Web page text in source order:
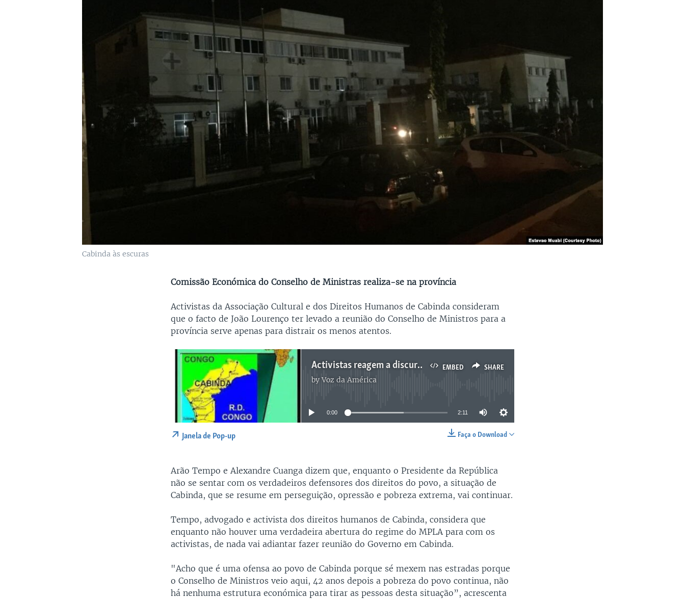
Cabinda às escuras
Comissão Económica do Conselho de Ministras realiza-se na província
Activistas da Associação Cultural e dos Direitos Humanos de Cabinda consideram
que o facto de João Lourenço ter levado a reunião do Conselho de Ministros para a
província serve apenas para distrair os menos atentos.
EMBED SHARE
Activistas reagem a discursos de João Lourenço e goernador de Cabinda - 2:11
byVoz da América
No media source currently available
0:00 2:11
Faça o Download
Janela de Pop-up
Arão Tempo e Alexandre Cuanga dizem que, enquanto o Presidente da República
não se sentar com os verdadeiros defensores dos direitos do povo, a situação de
Cabinda, que se resume em perseguição, opressão e pobreza extrema, vai continuar.
Tempo, advogado e activista dos direitos humanos de Cabinda, considera que
enquanto não houver uma verdadeira abertura do regime do MPLA para com os
activistas, de nada vai adiantar fazer reunião do Governo em Cabinda.
"Acho que é uma ofensa ao povo de Cabinda porque sé mexem nas estradas porque
o Conselho de Ministros veio aqui, 42 anos depois a pobreza do povo continua, não
há nenhuma estrutura económica para tirar as pessoas desta situação”, acrescenta